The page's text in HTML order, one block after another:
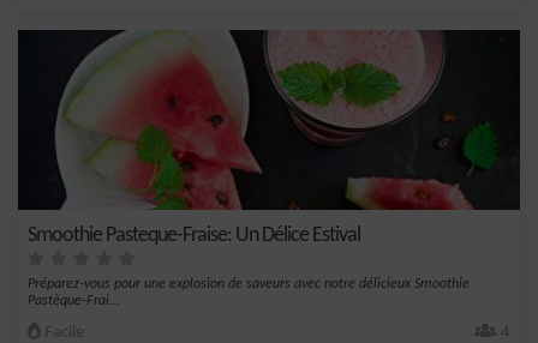
Smoothie Pasteque-Fraise: Un Délice Estival
Préparez-vous pour une explosion de saveurs avec notre délicieux Smoothie
Pastèque-Frai...
Facile 4